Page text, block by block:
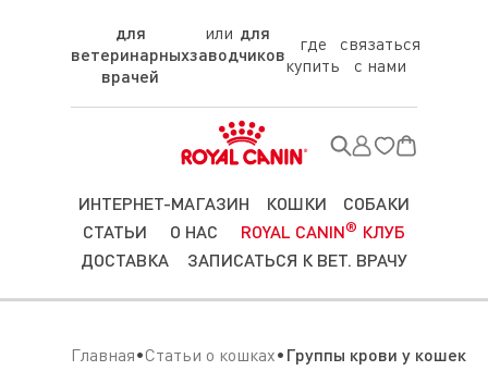
для
ветеринарных
врачей
для
заводчиков
где
купить
связаться
с нами
ИНТЕРНЕТ-МАГАЗИН КОШКИ
СОБАКИ
СТАТЬИ
О НАС ROYAL CANIN® КЛУБ
ДОСТАВКА
ЗАПИСАТЬСЯ К ВЕТ. ВРАЧУ
Главная Статьи о кошках Группы крови у кошек